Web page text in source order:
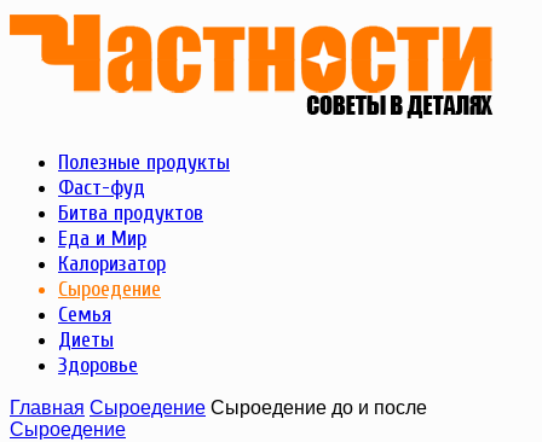
Полезные продукты
Фаст-фуд
Битва продуктов
Еда и Мир
Калоризатор
Сыроедение
Семья
Диеты
Здоровье
Главная Сыроедение Сыроедение до и после
Сыроедение